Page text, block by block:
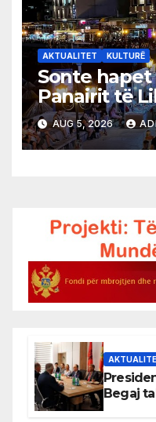
AKTUALITET KULTURË
Sonte hapet
Panairit të
AUG 5, 2026
Begaj